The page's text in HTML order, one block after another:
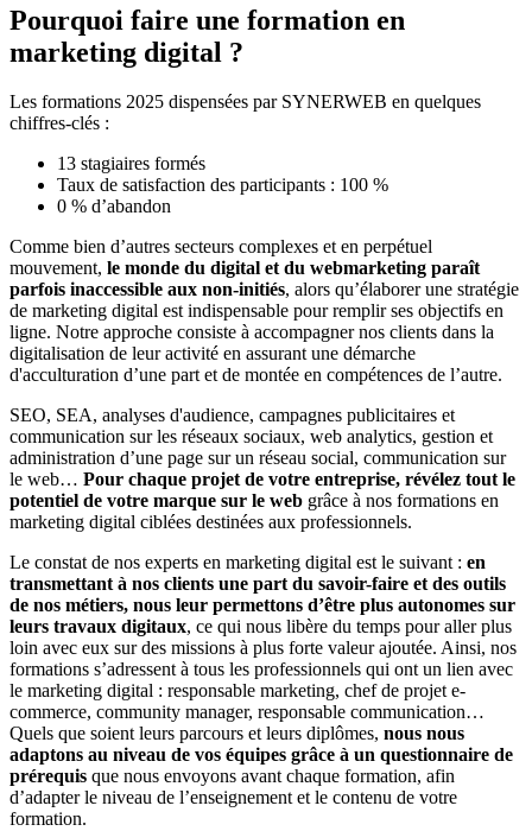
Pourquoi faire une formation en
marketing digital ?
Les formations 2025 dispensées par SYNERWEB en quelques
chiffres-clés :
13 stagiaires formés
Taux de satisfaction des participants : 100 %
0 % d’abandon
Comme bien d’autres secteurs complexes et en perpétuel
mouvement, le monde du digital et du webmarketing paraît
parfois inaccessible aux non-initiés, alors qu’élaborer une stratégie
de marketing digital est indispensable pour remplir ses objectifs en
ligne. Notre approche consiste à accompagner nos clients dans la
digitalisation de leur activité en assurant une démarche
d'acculturation d’une part et de montée en compétences de l’autre.
SEO, SEA, analyses d'audience, campagnes publicitaires et
communication sur les réseaux sociaux, web analytics, gestion et
administration d’une page sur un réseau social, communication sur
le web… Pour chaque projet de votre entreprise, révélez tout le
potentiel de votre marque sur le web grâce à nos formations en
marketing digital ciblées destinées aux professionnels.
Le constat de nos experts en marketing digital est le suivant : en
transmettant à nos clients une part du savoir-faire et des outils
de nos métiers, nous leur permettons d’être plus autonomes sur
leurs travaux digitaux, ce qui nous libère du temps pour aller plus
loin avec eux sur des missions à plus forte valeur ajoutée. Ainsi, nos
formations s’adressent à tous les professionnels qui ont un lien avec
le marketing digital : responsable marketing, chef de projet e-
commerce, community manager, responsable communication…
Quels que soient leurs parcours et leurs diplômes, nous nous
adaptons au niveau de vos équipes grâce à un questionnaire de
prérequis que nous envoyons avant chaque formation, afin
d’adapter le niveau de l’enseignement et le contenu de votre
formation.